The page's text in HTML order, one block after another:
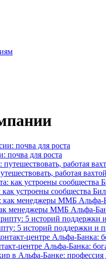
почва для роста
работая вахтой
устроены сообщества
менеджеры ММБ Альфа-
5 историй поддержки и
центре Альфа-Банка: